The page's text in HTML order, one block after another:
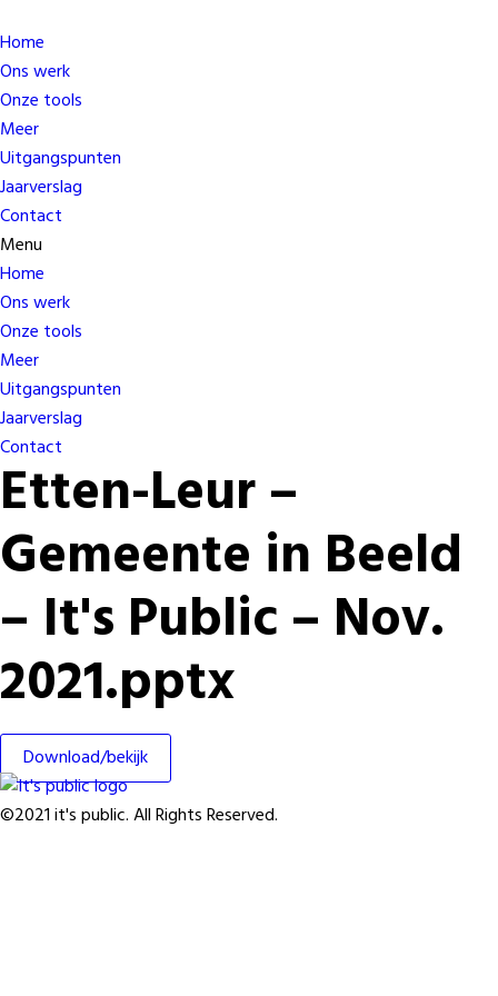
Home
Ons werk
Onze tools
Meer
Uitgangspunten
Jaarverslag
Contact
Menu
Home
Ons werk
Onze tools
Meer
Uitgangspunten
Jaarverslag
Contact
Etten-Leur –
Gemeente in Beeld
– It's Public – Nov.
2021.pptx
Download/bekijk
©2021 it's public. All Rights Reserved.